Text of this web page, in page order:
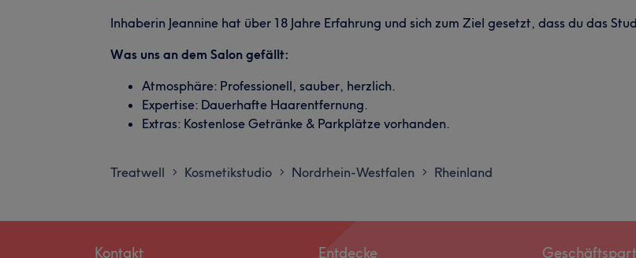
Inhaberin Jeannine hat über 18 Jahre Erfahrung und sich zum Ziel gesetzt, dass du das
Was uns an dem Salon gefällt:
Atmosphäre: Professionell, sauber, herzlich.
Expertise: Dauerhafte Haarentfernung.
Extras: Kostenlose Getränke & Parkplätze vorhanden.
Treatwell > Kosmetikstudio > Nordrhein-Westfalen > Rheinland
Kontakt Entdecke